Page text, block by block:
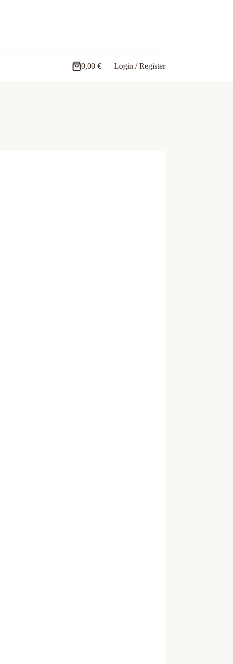
Carro
0,00 € Login / Register